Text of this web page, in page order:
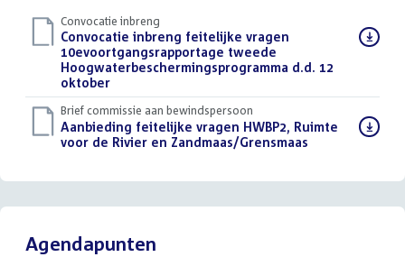
Convocatie inbreng
Download
bestand:
Convocatie inbreng feitelijke vragen
10evoortgangsrapportage tweede
Hoogwaterbeschermingsprogramma d.d. 12
oktober(PDF)
Brief commissie aan bewindspersoon
Download
bestand:
Aanbieding feitelijke vragen HWBP2, Ruimte
voor de Rivier en Zandmaas/Grensmaas
Agendapunten